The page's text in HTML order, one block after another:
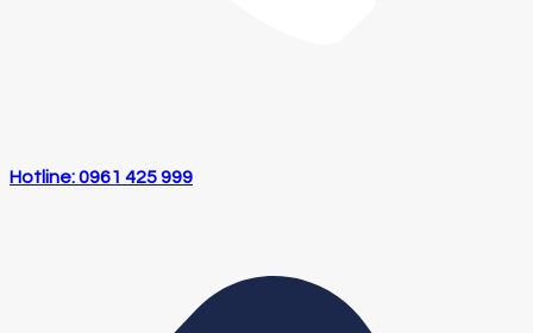
Hotline: 0961 425 999